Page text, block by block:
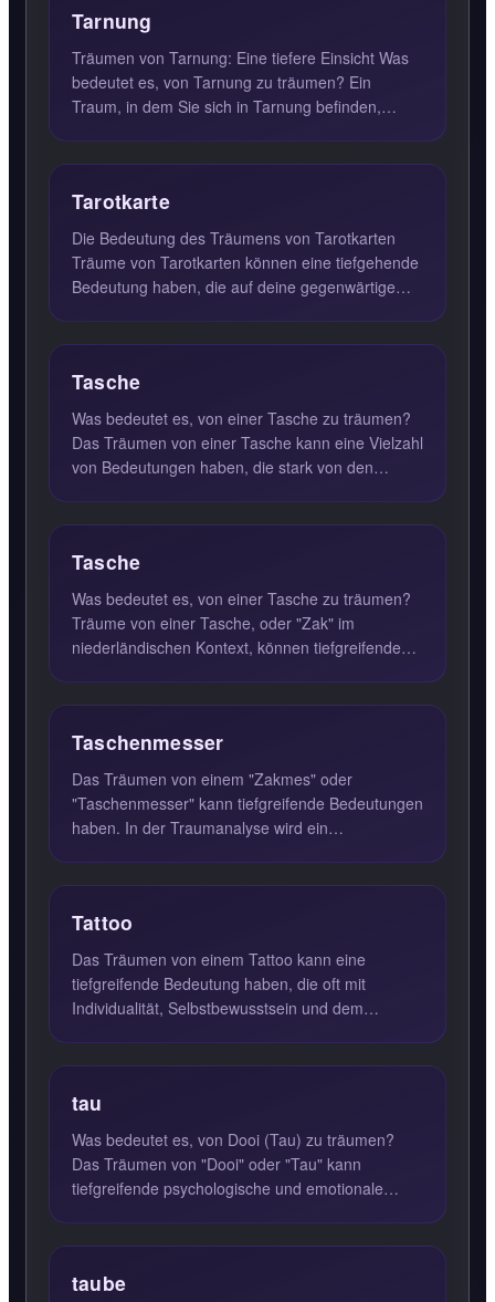
Tarnung
Träumen von Tarnung: Eine tiefere Einsicht Was
bedeutet es, von Tarnung zu träumen? Ein
Traum, in dem Sie sich in Tarnung befinden,
Tarotkarte
Die Bedeutung des Träumens von Tarotkarten
Träume von Tarotkarten können eine tiefgehende
Bedeutung haben, die auf deine gegenwärtige
Tasche
Was bedeutet es, von einer Tasche zu träumen?
Das Träumen von einer Tasche kann eine Vielzahl
von Bedeutungen haben, die stark von den
Tasche
Was bedeutet es, von einer Tasche zu träumen?
Träume von einer Tasche, oder "Zak" im
niederländischen Kontext, können tiefgreifende
Taschenmesser
Das Träumen von einem "Zakmes" oder
"Taschenmesser" kann tiefgreifende Bedeutungen
haben. In der Traumanalyse wird ein
Tattoo
Das Träumen von einem Tattoo kann eine
tiefgreifende Bedeutung haben, die oft mit
Individualität, Selbstbewusstsein und dem
tau
Was bedeutet es, von Dooi (Tau) zu träumen?
Das Träumen von "Dooi" oder "Tau" kann
tiefgreifende psychologische und emotionale
taube